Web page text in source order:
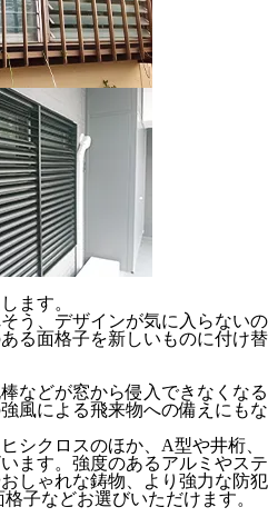
ます。
う、デザインが気に入らないの
る面格子を新しいものに付け替
などが窓から侵入できなくなる
風による飛来物への備えにもな
シクロスのほか、A型や井桁、
ます。強度のあるアルミやステ
しゃれな鋳物、より強力な防犯
子などお選びいただけます。